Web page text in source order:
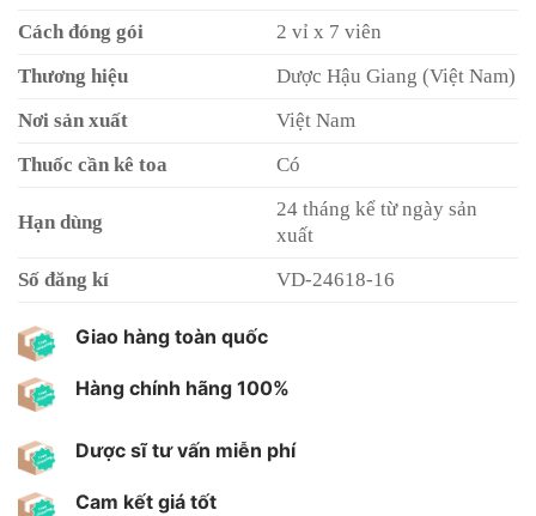
Cách đóng gói
2 vỉ x 7 viên
Thương hiệu
Dược Hậu Giang (Việt Nam)
Nơi sản xuất
Việt Nam
Thuốc cần kê toa
Có
Hạn dùng
24 tháng kể từ ngày sản
xuất
Số đăng kí
VD-24618-16
Giao hàng toàn quốc
Hàng chính hãng 100%
Dược sĩ tư vấn miễn phí
Cam kết giá tốt